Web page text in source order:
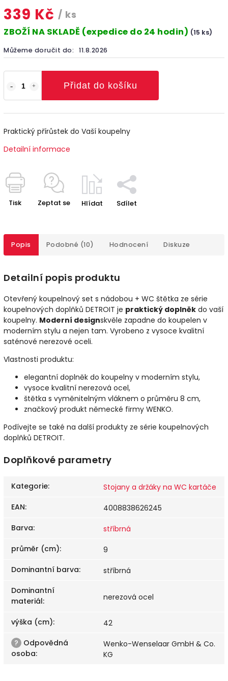
339 Kč / ks
ZBOŽÍ NA SKLADĚ (expedice do 24 hodin) (15 ks)
Můžeme doručit do: 11.8.2026
Přidat do košíku
Praktický přírůstek do Vaší koupelny
Detailní informace
Tisk Zeptat se Hlídat Sdílet
Popis Podobné (10) Hodnocení Diskuze
Detailní popis produktu
Otevřený koupelnový set s nádobou + WC štětka ze série
koupelnových doplňků DETROIT je praktický doplněk do vaší
koupelny. Moderní designskvěle zapadne do koupelen v
moderním stylu a nejen tam. Vyrobeno z vysoce kvalitní
saténové nerezové oceli.
Vlastnosti produktu:
elegantní doplněk do koupelny v moderním stylu,
vysoce kvalitní nerezová ocel,
štětka s vyměnitelným vláknem o průměru 8 cm,
značkový produkt německé firmy WENKO.
Podívejte se také na další produkty ze série koupelnových
doplňků DETROIT.
Doplňkové parametry
Kategorie:
Stojany a držáky na WC kartáče
EAN:
4008838626245
Barva:
stříbrná
průměr (cm):
9
Dominantní barva:
stříbrná
Dominantní
materiál: nerezová ocel
výška (cm):
42
? Odpovědná
osoba:
Wenko-Wenselaar GmbH & Co.
KG